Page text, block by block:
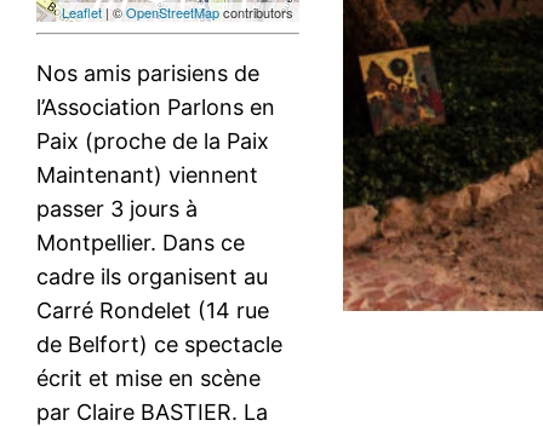
Leaflet | ©OpenStreetMapcontributors
Nos amis parisiens de
l’Association Parlons en
Paix (proche de la Paix
Maintenant) viennent
passer 3 jours à
Montpellier. Dans ce
cadre ils organisent au
Carré Rondelet (14 rue
de Belfort) ce spectacle
écrit et mise en scène
par Claire BASTIER. La